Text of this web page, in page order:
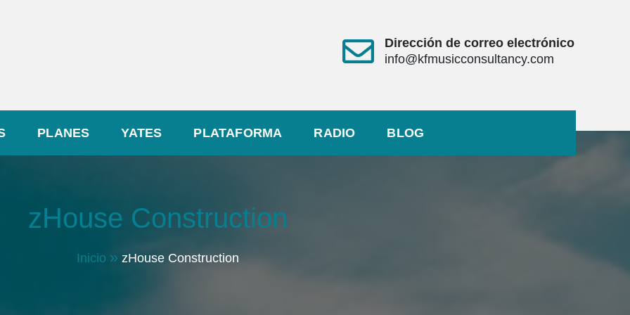
Dirección de correo electrónico
info@kfmusicconsultancy.com
PLANES YATES PLATAFORMA RADIO BLOG
zHouse Construction
Inicio zHouse Construction